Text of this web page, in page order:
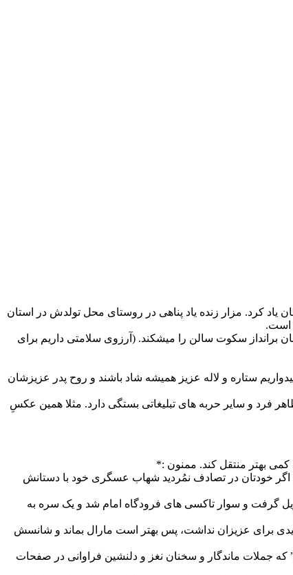
یاد کرد. مزار زنده یاد پناهی در روستای محل تولدش در استان
است.
سکوت سالن را میشکند. (آرزوی سلامتی داریم برای
توکلی فرق دارد!). امیدواریم ستاره و لاله عزیز همیشه شاد باشند و روح پدر عزیزشان
فرد و سایر حربه های تبلیغاتی بستگی دارد. مثلا همین عکسِ
کمی بهتر منتقل کند. ممنون :*
یا اگر خودتان در تصادف نمُردید شهاب عسگری خود با دستانش
گرفت و سوار تاکسی های فرودگاه امام شد و یک سره به
برای عزیزان نداشت، پس بهتر است مارال بماند و شانسش
که جملات ماندگار و سخنان نغز و دلنشین فراوانی در صفحات